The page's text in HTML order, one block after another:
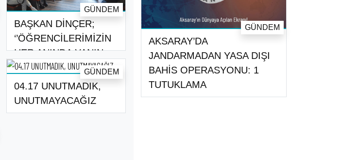
BAŞKAN DİNÇER;
‘’ÖĞRENCİLERİMİZİN
HER ANINDA YANIN..
GÜNDEM
04.17 UNUTMADIK,
UNUTMAYACAĞIZ
GÜNDEM
AKSARAY’DA
JANDARMADAN YASA DIŞI
BAHİS OPERASYONU: 1
TUTUKLAMA
GÜNDEM